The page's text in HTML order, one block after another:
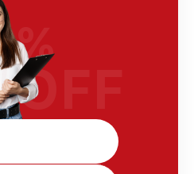
%
OFF